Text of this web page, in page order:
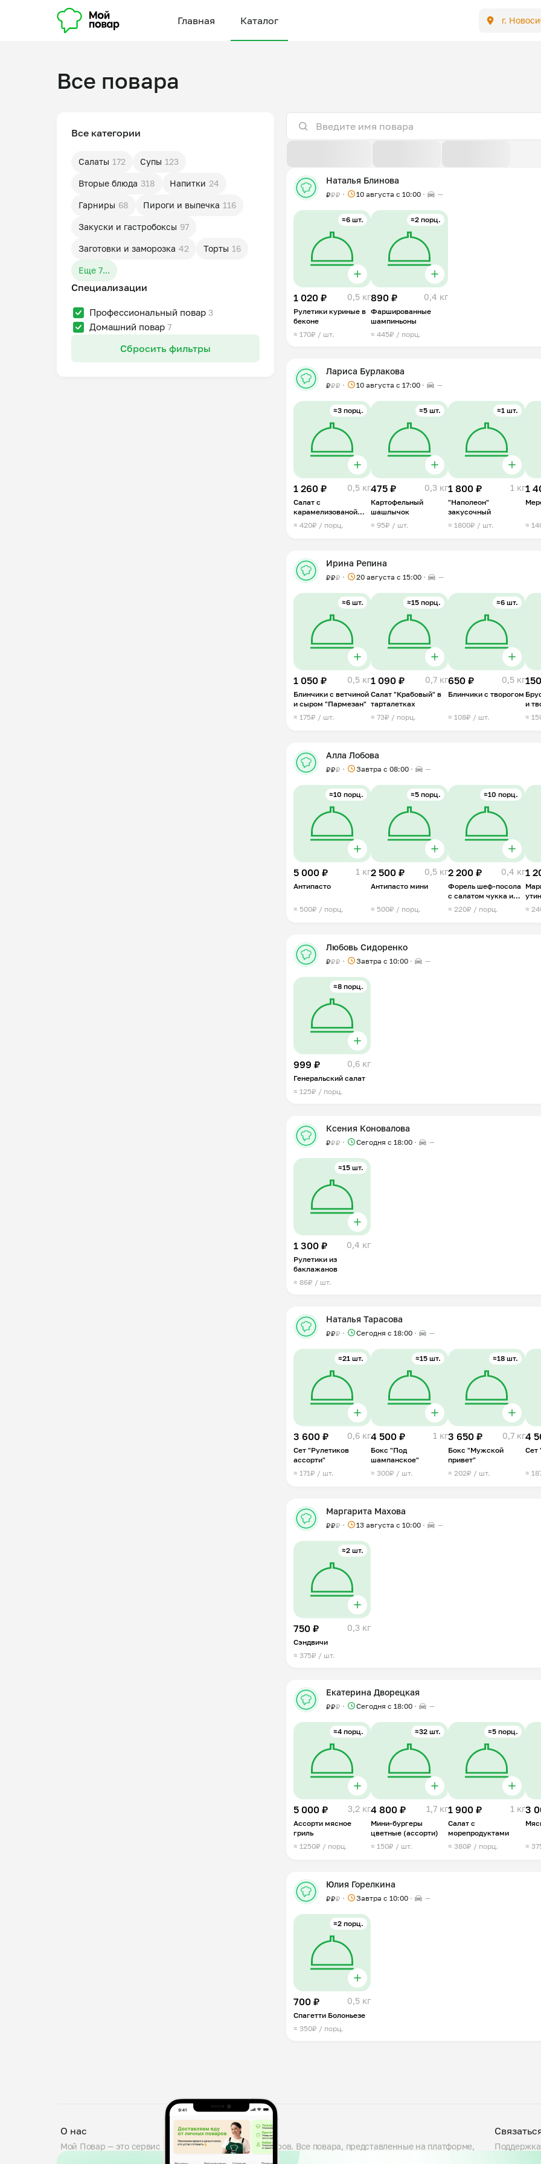
Главная Каталог г.
Все повара
Все категории
Салаты 172 Супы 123
Вторые блюда 318 Напитки 24
Гарниры 68 Пироги и выпечка 116
Закуски и гастробоксы 97
Заготовки и заморозка 42 Торты 16
Еще 7...
Специализации
Профессиональный повар 3
Домашний повар 7
Сбросить фильтры
Наталья Блинова
₽₽₽ 10 августа с 10:00 —
≈6 шт.
1 020 ₽ 0,5 кг
Рулетики куриные в
беконе
≈ 170₽ / шт.
≈2 порц.
890 ₽ 0,4 кг
Фаршированные
шампиньоны
≈ 445₽ / порц.
Лариса Бурлакова
₽₽₽ 10 августа с 17:00 —
≈3 порц.
1 260 ₽ 0,5 кг
Салат с
карамелизованой
грушей и свеклой
≈ 420₽ / порц.
≈5 шт.
475 ₽ 0,3 кг
Картофельный
шашлычок
≈ 95₽ / шт.
≈1 шт.
1 800 ₽ 1 кг
"Наполеон"
закусочный
≈ 1800₽ / шт.
1
≈
Ирина Репина
₽₽₽ 20 августа с 15:00 —
≈6 шт.
1 050 ₽ 0,5 кг
Блинчики с ветчиной
и сыром "Пармезан"
≈ 175₽ / шт.
≈15 порц.
1 090 ₽ 0,7 кг
Салат "Крабовый" в
тарталетках
≈ 73₽ / порц.
≈6 шт.
650 ₽ 0,5 кг
Блинчики с творогом
≈ 108₽ / шт.
и
≈
Алла Лобова
₽₽₽ Завтра c 08:00 —
≈10 порц.
5 000 ₽ 1 кг
Антипасто
≈ 500₽ / порц.
≈5 порц.
2 500 ₽ 0,5 кг
Антипасто мини
≈ 500₽ / порц.
≈10 порц.
2 200 ₽ 0,4 кг
Форель шеф-посола
с салатом чукка и
лимоном
≈ 220₽ / порц.
1
≈
Любовь Сидоренко
₽₽₽ Завтра c 10:00 —
≈8 порц.
999 ₽ 0,6 кг
Генеральский салат
≈ 125₽ / порц.
Ксения Коновалова
₽₽₽ Сегодня с 18:00 —
≈15 шт.
1 300 ₽ 0,4 кг
Рулетики из
баклажанов
≈ 86₽ / шт.
Наталья Тарасова
₽₽₽ Сегодня с 18:00 —
≈21 шт.
3 600 ₽ 0,6 кг
Сет "Рулетиков
ассорти"
≈ 171₽ / шт.
≈15 шт.
4 500 ₽ 1 кг
Бокс "Под
шампанское"
≈ 300₽ / шт.
≈18 шт.
3 650 ₽ 0,7 кг
Бокс "Мужской
привет"
≈ 202₽ / шт.
4
Сет
≈
Маргарита Махова
₽₽₽ 13 августа с 10:00 —
≈2 шт.
750 ₽ 0,3 кг
Сэндвичи
≈ 375₽ / шт.
Екатерина Дворецкая
₽₽₽ Сегодня с 18:00 —
≈4 порц.
5 000 ₽ 3,2 кг
Ассорти мясное
гриль
≈ 1250₽ / порц.
≈32 шт.
4 800 ₽ 1,7 кг
Мини-бургеры
цветные (ассорти)
≈ 150₽ / шт.
≈5 порц.
1 900 ₽ 1 кг
Салат с
морепродуктами
≈ 380₽ / порц.
3
≈
Юлия Горелкина
₽₽₽ Завтра c 10:00 —
≈2 порц.
700 ₽ 0,5 кг
Спагетти Болоньезе
≈ 350₽ / порц.
О нас
Мой Повар — это сервис заказа блюд от личных поваров. Все повара, представленные на платформе,
проходят тщательную проверку: мы дегустируем блюда, проверяем условия приготовления на кухне и